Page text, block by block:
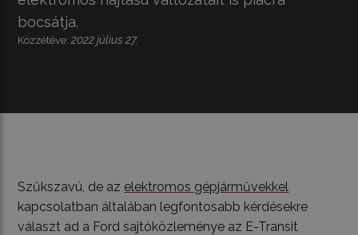
bocsátja.
Közzétéve:2022 július 27.
Szűkszavú, de az elektromos gépjárművekkel
kapcsolatban általában legfontosabb kérdésekre
választ ad a Ford sajtóközleménye az E-Transit